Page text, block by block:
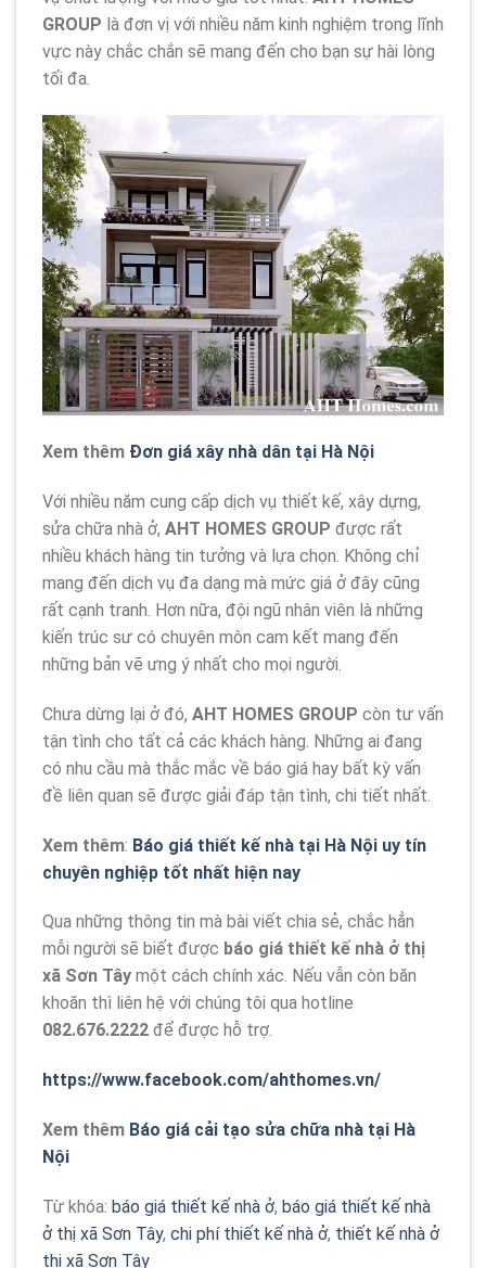
GROUP là đơn vị với nhiều năm kinh nghiệm trong lĩnh
vực này chắc chắn sẽ mang đến cho bạn sự hài lòng
tối đa.
Xem thêm Đơn giá xây nhà dân tại Hà Nội
Với nhiều năm cung cấp dịch vụ thiết kế, xây dựng,
sửa chữa nhà ở, AHT HOMES GROUP được rất
nhiều khách hàng tin tưởng và lựa chọn. Không chỉ
mang đến dịch vụ đa dạng mà mức giá ở đây cũng
rất cạnh tranh. Hơn nữa, đội ngũ nhân viên là những
kiến trúc sư có chuyên môn cam kết mang đến
những bản vẽ ưng ý nhất cho mọi người.
Chưa dừng lại ở đó, AHT HOMES GROUP còn tư vấn
tận tình cho tất cả các khách hàng. Những ai đang
có nhu cầu mà thắc mắc về báo giá hay bất kỳ vấn
đề liên quan sẽ được giải đáp tận tình, chi tiết nhất.
Xem thêm: Báo giá thiết kế nhà tại Hà Nội uy tín
chuyên nghiệp tốt nhất hiện nay
Qua những thông tin mà bài viết chia sẻ, chắc hẳn
mỗi người sẽ biết được báo giá thiết kế nhà ở thị
xã Sơn Tây một cách chính xác. Nếu vẫn còn băn
khoăn thì liên hệ với chúng tôi qua hotline
082.676.2222 để được hỗ trợ.
https://www.facebook.com/ahthomes.vn/
Xem thêm Báo giá cải tạo sửa chữa nhà tại Hà
Nội
Từ khóa: báo giá thiết kế nhà ở, báo giá thiết kế nhà
ở thị xã Sơn Tây, chi phí thiết kế nhà ở, thiết kế nhà ở
thị xã Sơn Tây